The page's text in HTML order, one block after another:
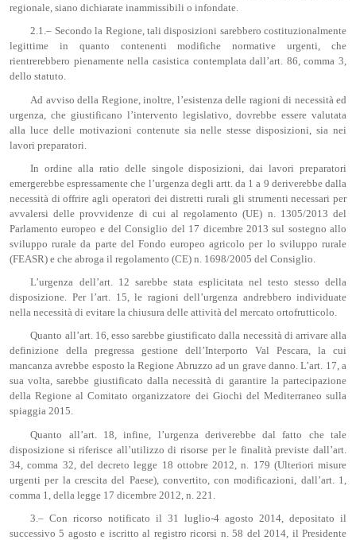
regionale, siano dichiarate inammissibili o infondate.
2.1.– Secondo la Regione, tali disposizioni sarebbero costituzionalmente
legittime in quanto contenenti modifiche normative urgenti, che
rientrerebbero pienamente nella casistica contemplata dall’art. 86, comma 3,
dello statuto.
Ad avviso della Regione, inoltre, l’esistenza delle ragioni di necessità ed
urgenza, che giustificano l’intervento legislativo, dovrebbe essere valutata
alla luce delle motivazioni contenute sia nelle stesse disposizioni, sia nei
lavori preparatori.
In ordine alla ratio delle singole disposizioni, dai lavori preparatori
emergerebbe espressamente che l’urgenza degli artt. da 1 a 9 deriverebbe dalla
necessità di offrire agli operatori dei distretti rurali gli strumenti necessari per
avvalersi delle provvidenze di cui al regolamento (UE) n. 1305/2013 del
Parlamento europeo e del Consiglio del 17 dicembre 2013 sul sostegno allo
sviluppo rurale da parte del Fondo europeo agricolo per lo sviluppo rurale
(FEASR) e che abroga il regolamento (CE) n. 1698/2005 del Consiglio.
L’urgenza dell’art. 12 sarebbe stata esplicitata nel testo stesso della
disposizione. Per l’art. 15, le ragioni dell’urgenza andrebbero individuate
nella necessità di evitare la chiusura delle attività del mercato ortofrutticolo.
Quanto all’art. 16, esso sarebbe giustificato dalla necessità di arrivare alla
definizione della pregressa gestione dell’Interporto Val Pescara, la cui
mancanza avrebbe esposto la Regione Abruzzo ad un grave danno. L’art. 17, a
sua volta, sarebbe giustificato dalla necessità di garantire la partecipazione
della Regione al Comitato organizzatore dei Giochi del Mediterraneo sulla
spiaggia 2015.
Quanto all’art. 18, infine, l’urgenza deriverebbe dal fatto che tale
disposizione si riferisce all’utilizzo di risorse per le finalità previste dall’art.
34, comma 32, del decreto legge 18 ottobre 2012, n. 179 (Ulteriori misure
urgenti per la crescita del Paese), convertito, con modificazioni, dall’art. 1,
comma 1, della legge 17 dicembre 2012, n. 221.
3.– Con ricorso notificato il 31 luglio-4 agosto 2014, depositato il
successivo 5 agosto e iscritto al registro ricorsi n. 58 del 2014, il Presidente